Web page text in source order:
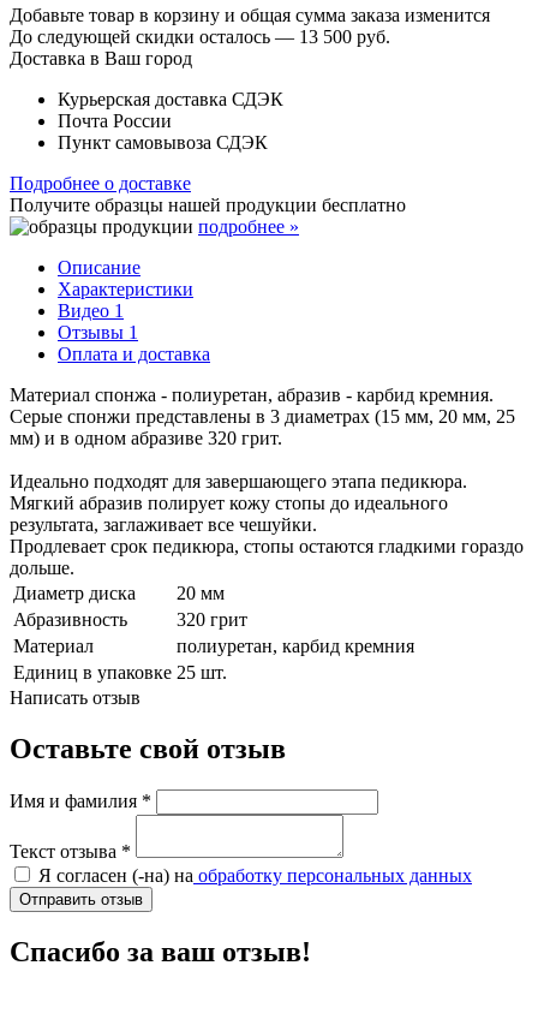
Добавьте товар в корзину и общая сумма заказа изменится
До следующей скидки осталось — 13 500 руб.
Доставка в Ваш город
Курьерская доставка СДЭК
Почта России
Пункт самовывоза СДЭК
Подробнее о доставке
Получите образцы нашей продукции бесплатно
подробнее »
Описание
Характеристики
Видео 1
Отзывы 1
Оплата и доставка
Материал спонжа - полиуретан, абразив - карбид кремния.
Серые спонжи представлены в 3 диаметрах (15 мм, 20 мм, 25
мм) и в одном абразиве 320 грит.
Идеально подходят для завершающего этапа педикюра.
Мягкий абразив полирует кожу стопы до идеального
результата, заглаживает все чешуйки.
Продлевает срок педикюра, стопы остаются гладкими гораздо
дольше.
Диаметр диска
20 мм
Абразивность
320 грит
Материал
полиуретан, карбид кремния
Единиц в упаковке 25 шт.
Написать отзыв
Оставьте свой отзыв
Имя и фамилия *
Текст отзыва *
Я согласен (-на) на обработку персональных данных
Отправить отзыв
Спасибо за ваш отзыв!